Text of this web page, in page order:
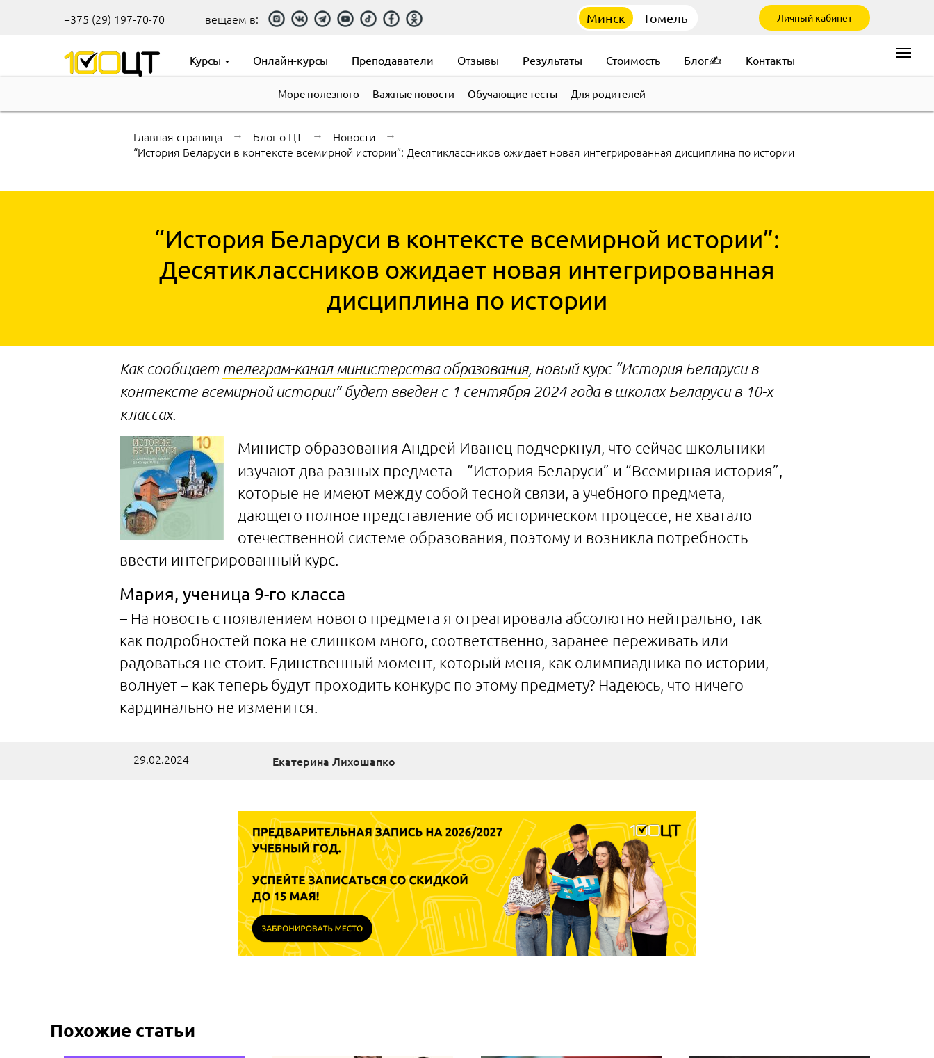
+375 (29) 197-70-70 Личный кабинет
вещаем в: Минск Гомель
Курсы Онлайн-курсы Преподаватели Отзывы Результаты Стоимость Блог✍ Контакты
Море полезного Важные новости Обучающие тесты Для родителей
Главная страница → Блог о ЦТ → Новости →
“История Беларуси в контексте всемирной истории”: Десятиклассников ожидает новая интегрированная дисциплина по истории
“История Беларуси в контексте всемирной истории”:
Десятиклассников ожидает новая интегрированная
дисциплина по истории
Как сообщает телеграм-канал министерства образования, новый курс “История Беларуси в
контексте всемирной истории” будет введен с 1 сентября 2024 года в школах Беларуси в 10-х
классах.
Министр образования Андрей Иванец подчеркнул, что сейчас школьники
изучают два разных предмета – “История Беларуси” и “Всемирная история”,
которые не имеют между собой тесной связи, а учебного предмета,
дающего полное представление об историческом процессе, не хватало
отечественной системе образования, поэтому и возникла потребность
ввести интегрированный курс.
Мария, ученица 9-го класса
– На новость с появлением нового предмета я отреагировала абсолютно нейтрально, так
как подробностей пока не слишком много, соответственно, заранее переживать или
радоваться не стоит. Единственный момент, который меня, как олимпиадника по истории,
волнует – как теперь будут проходить конкурс по этому предмету? Надеюсь, что ничего
кардинально не изменится.
29.02.2024 Екатерина Лихошапко
Похожие статьи